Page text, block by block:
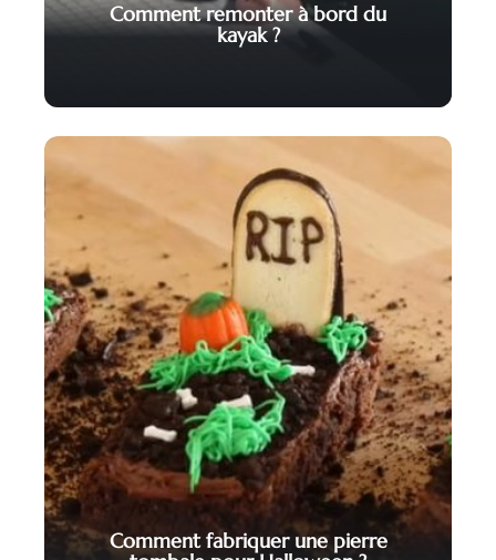
Comment remonter à bord du
kayak ?
Comment fabriquer une pierre